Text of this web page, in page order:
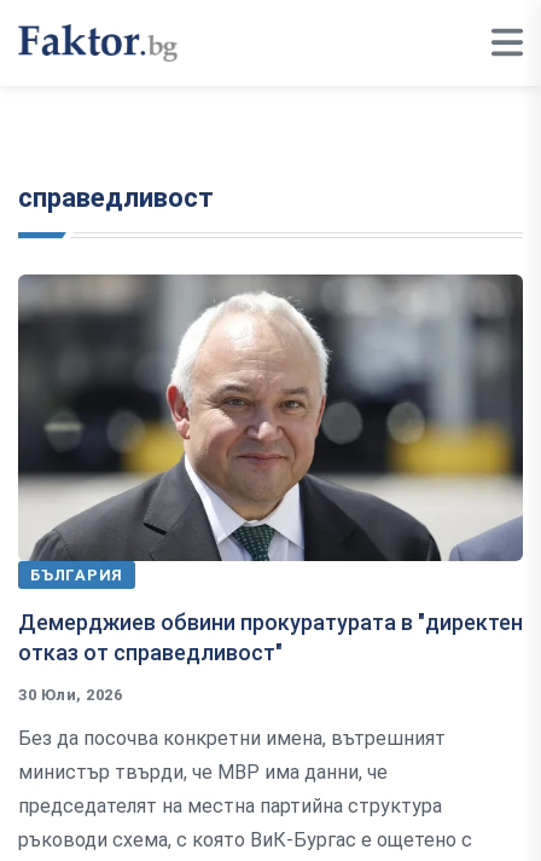
справедливост
БЪЛГАРИЯ
Демерджиев обвини прокуратурата в "директен
отказ от справедливост"
30 Юли, 2026
Без да посочва конкретни имена, вътрешният
министър твърди, че МВР има данни, че
председателят на местна партийна структура
ръководи схема, с която ВиК-Бургас е ощетено с